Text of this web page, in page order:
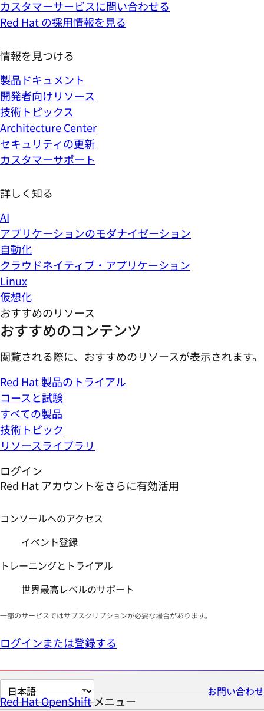
カスタマーサービスに問い合わせる
Red Hat の採用情報を見る
情報を見つける
製品ドキュメント
開発者向けリソース
技術トピックス
Architecture Center
セキュリティの更新
カスタマーサポート
詳しく知る
AI
アプリケーションのモダナイゼーション
自動化
クラウドネイティブ・アプリケーション
Linux
仮想化
おすすめのリソース
おすすめのコンテンツ
閲覧される際に、おすすめのリソースが表示されます。
Red Hat 製品のトライアル
コースと試験
すべての製品
技術トピック
リソースライブラリ
ログイン
Red Hat アカウントをさらに有効活用
コンソールへのアクセス
イベント登録
トレーニングとトライアル
世界最高レベルのサポート
一部のサービスではサブスクリプションが必要な場合があります。
ログインまたは登録する
ペ
ー
お問い合わせ
Red Hat OpenShiftメニュー